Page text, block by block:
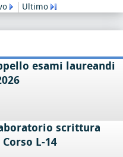
Ultimo
esami laureandi
scrittura
L-14